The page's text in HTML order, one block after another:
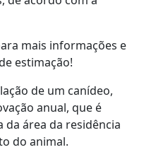
mais informações e
estimação!
de um canídeo,
anual, que é
da área da residência
do animal.